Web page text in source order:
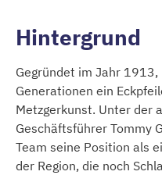
Hintergrund
Gegründet im Jahr 1913,
Generationen ein
Metzgerkunst. Unter der
Geschäftsführer Tommy
Team seine Position als
der Region, die noch